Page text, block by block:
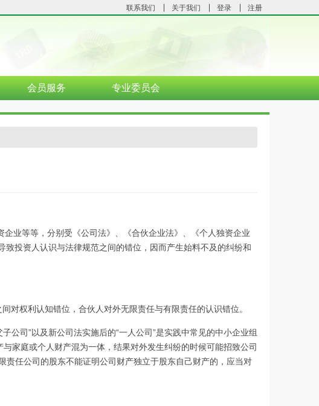
联系我们 关于我们 登录 注册
会员服务 专业委员会
业等等，分别受《公司法》、《合伙企业法》、《个人独资企业
投资人认识与法律规范之间的错位，因而产生始料不及的纠纷和
对权利认知错位，合伙人对外无限责任与有限责任的认识错位。
公司”以及新公司法实施后的“一人公司”是实践中常见的中小企业组
家庭或个人财产混为一体，结果对外发生纠纷的时候可能招致公司
责任公司的股东不能证明公司财产独立于股东自己财产的，应当对